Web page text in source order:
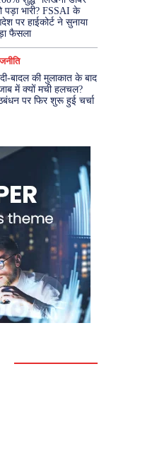
पड़ा भारी? FSSAI के
पर हाईकोर्ट ने सुनाया
फैसला
बादल की मुलाकात के बाद
में क्यों मची हलचल?
पर फिर शुरू हुई चर्चा